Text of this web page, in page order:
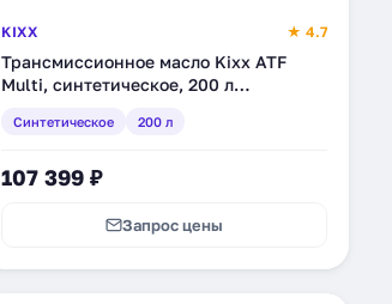
KIXX ★ 4.7
Трансмиссионное масло Kixx ATF
Multi, синтетическое, 200 л
Синтетическое 200 л
107 399 ₽
Запрос цены